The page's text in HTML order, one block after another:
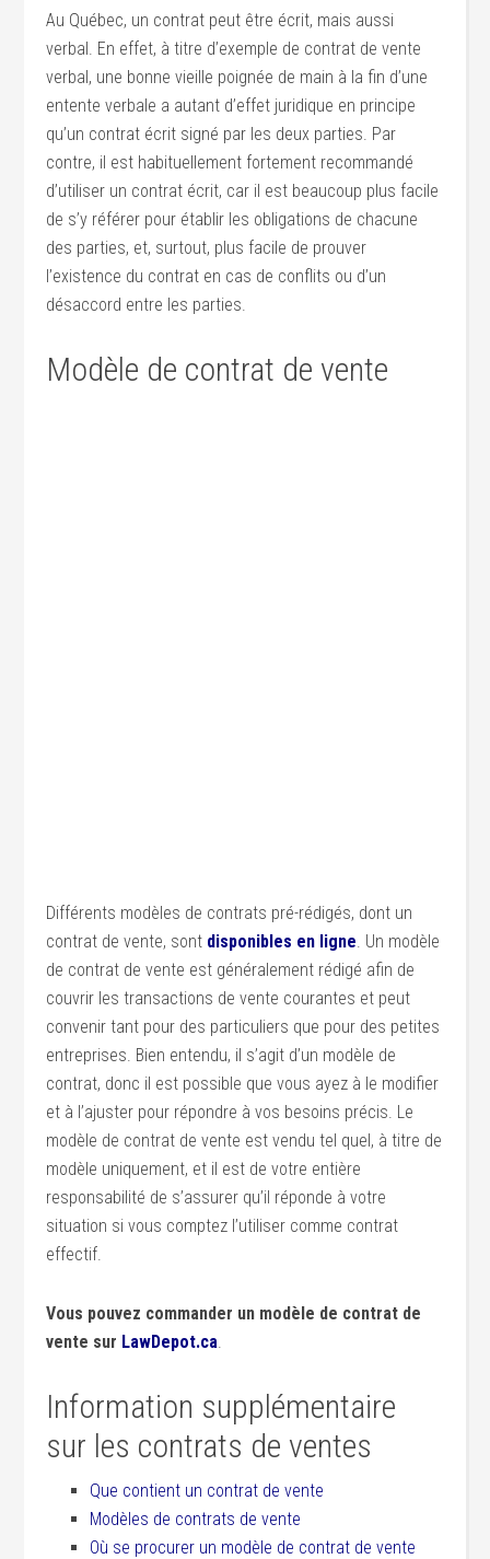
Au Québec, un contrat peut être écrit, mais aussi
verbal. En effet, à titre d’exemple de contrat de vente
verbal, une bonne vieille poignée de main à la fin d’une
entente verbale a autant d’effet juridique en principe
qu’un contrat écrit signé par les deux parties. Par
contre, il est habituellement fortement recommandé
d’utiliser un contrat écrit, car il est beaucoup plus facile
de s’y référer pour établir les obligations de chacune
des parties, et, surtout, plus facile de prouver
l’existence du contrat en cas de conflits ou d’un
désaccord entre les parties.
Modèle de contrat de vente
Différents modèles de contrats pré-rédigés, dont un
contrat de vente, sont disponibles en ligne. Un modèle
de contrat de vente est généralement rédigé afin de
couvrir les transactions de vente courantes et peut
convenir tant pour des particuliers que pour des petites
entreprises. Bien entendu, il s’agit d’un modèle de
contrat, donc il est possible que vous ayez à le modifier
et à l’ajuster pour répondre à vos besoins précis. Le
modèle de contrat de vente est vendu tel quel, à titre de
modèle uniquement, et il est de votre entière
responsabilité de s’assurer qu’il réponde à votre
situation si vous comptez l’utiliser comme contrat
effectif.
Vous pouvez commander un modèle de contrat de
vente sur LawDepot.ca.
Information supplémentaire
sur les contrats de ventes
Que contient un contrat de vente
Modèles de contrats de vente
Où se procurer un modèle de contrat de vente